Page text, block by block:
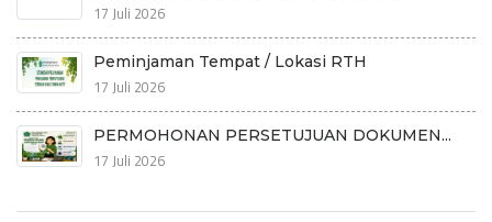
17 Juli 2026
Peminjaman Tempat / Lokasi RTH
17 Juli 2026
PERMOHONAN PERSETUJUAN DOKUMEN...
17 Juli 2026